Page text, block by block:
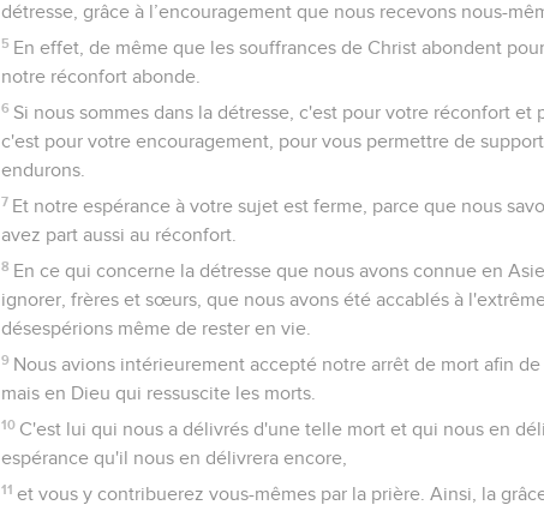
détresse, grâce à l’encouragement que nous recevons nous-
5 En effet, de même que les souffrances de Christ abondent
notre réconfort abonde.
6 Si nous sommes dans la détresse, c'est pour votre réconfort et
c'est pour votre encouragement, pour vous permettre de
endurons.
7 Et notre espérance à votre sujet est ferme, parce que nous
avez part aussi au réconfort.
8 En ce qui concerne la détresse que nous avons connue en
ignorer, frères et sœurs, que nous avons été accablés à
désespérions même de rester en vie.
9 Nous avions intérieurement accepté notre arrêt de mort afin
mais en Dieu qui ressuscite les morts.
10 C'est lui qui nous a délivrés d'une telle mort et qui nous en
espérance qu'il nous en délivrera encore,
11 et vous y contribuerez vous-mêmes par la prière. Ainsi, la